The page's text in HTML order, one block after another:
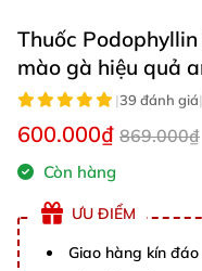
Thuốc
mào gà hiệu quả
|39 đánh giá|
600.000₫ 869.000₫
Còn hàng
ƯU ĐIỂM
Giao hàng kín